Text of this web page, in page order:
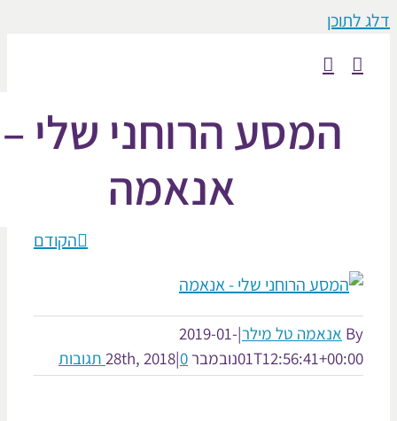
המסע הרוחני שלי –
אנאמה
הקודם
אנאמה טל מילר|
2019-01-
נובמבר 28th, 2018 |0 תגובות